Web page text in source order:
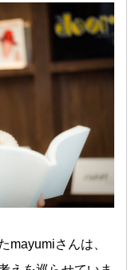
mayumiさんは、